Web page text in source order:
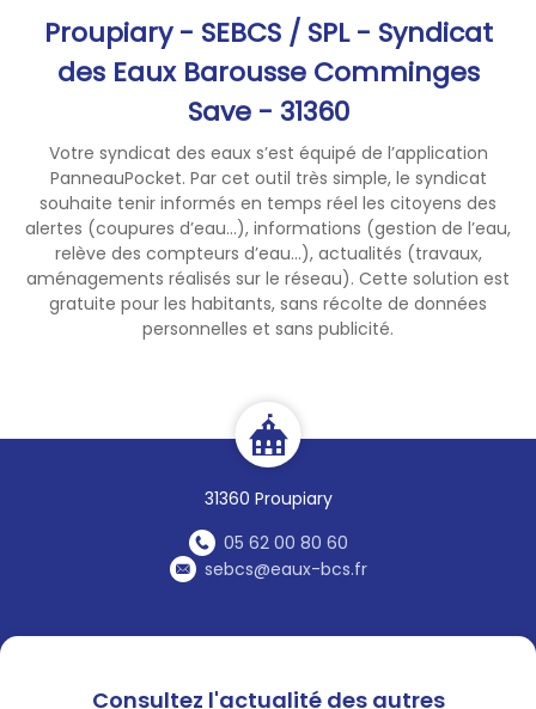
Proupiary - SEBCS / SPL - Syndicat
des Eaux Barousse Comminges
Save - 31360
Votre syndicat des eaux s’est équipé de l’application
PanneauPocket. Par cet outil très simple, le syndicat
souhaite tenir informés en temps réel les citoyens des
alertes (coupures d’eau...), informations (gestion de l’eau,
relève des compteurs d’eau...), actualités (travaux,
aménagements réalisés sur le réseau). Cette solution est
gratuite pour les habitants, sans récolte de données
personnelles et sans publicité.
31360 Proupiary
05 62 00 80 60
sebcs@eaux-bcs.fr
économies d’eau nous
permette, ensemble, de
préserver notre ressource en
quantité et en qualité.
Faites la chasse aux fuites
(contrôlez régulièrement la
consommation d’eau à votre
compteur individuel)
Ne laissez pas l’eau couler en
continu
Préférez les douches rapides
matin tôt ou le soir après 20
espaces verts
Lavez votre véhicule dans une
station de lavage
Consultez l'actualité des autres